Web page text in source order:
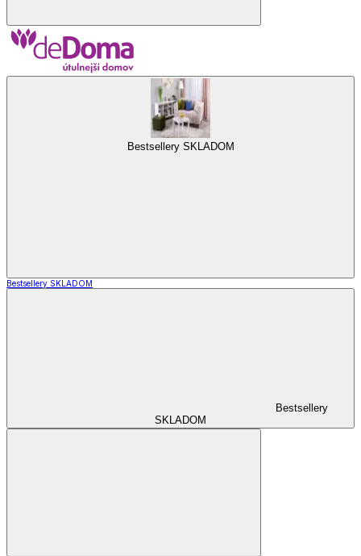
Bestsellery SKLADOM
Bestsellery SKLADOM
Bestsellery
SKLADOM